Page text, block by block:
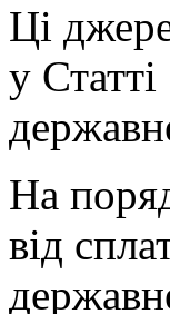
Ці
у
На
від